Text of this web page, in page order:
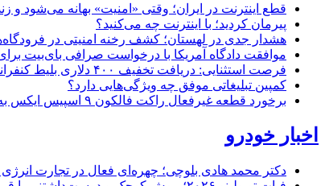
قطع اینترنت در ایران؛ وقتی «امنیت» بهانه می‌شود و
پیرمان کردید؛ با اینترنت چه می‌کنید؟
هشدار جدی در لهستان؛ کشف رخنه امنیتی در
موافقت دادگاه آمریکا با درخواست صرافی بای‌بیت برای ردیابی دارایی‌های
فرصت استثنایی: دریافت تخفیف ۴۰۰ دلاری بلیط کنفرانس تک‌کرانچ دیسراپت ۲۰۲۶
کمپین تبلیغاتی موفق چه ویژگی‌هایی دارد؟
برخورد قطعه غیرفعال راکت فالکون ۹ اسپیس ایکس به کره ماه؛ زمان و جزئیات دقیق حادثه
اخبار خودرو
دکتر محمد هادی بلوچی؛ چهره‌ای فعال در تجارت